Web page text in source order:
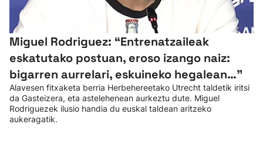
Miguel Rodriguez: “Entrenatzaileak
eskatutako postuan, eroso izango naiz:
bigarren aurrelari, eskuineko hegalean…”
Alavesen fitxaketa berria Herbehereetako Utrecht taldetik iritsi
da Gasteizera, eta astelehenean aurkeztu dute. Miguel
Rodriguezek ilusio handia du euskal taldean aritzeko
aukeragatik.